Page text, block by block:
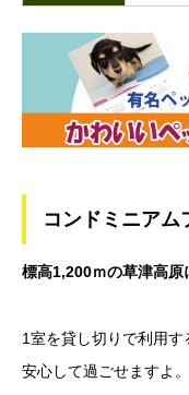
コンドミニアム
標高1,200ｍの草津高
1室を貸し切りで利用
安心して過ごせますよ。